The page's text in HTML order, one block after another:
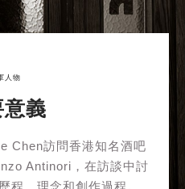
人物
義
Chen訪問香港知名酒吧
Antinori，在訪談中討
程、理念和創作過程。